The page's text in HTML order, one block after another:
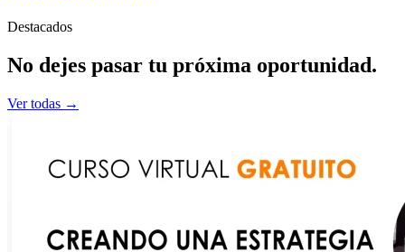
Destacados
No dejes pasar tu próxima oportunidad.
Ver todas →